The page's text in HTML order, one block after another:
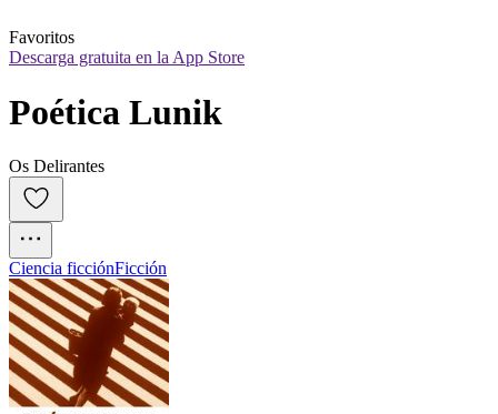
Favoritos
Descarga gratuita en la App Store
Poética Lunik
Os Delirantes
Ciencia ficciónFicción